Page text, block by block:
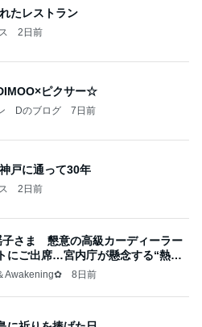
ピクサー☆
Dのブログ
戸に通って30年
2日前
子さま 懇意の高級カーディーラー
にご出席…宮内庁が懸念する“熱心
Awakening✿
に祈りを捧げた日